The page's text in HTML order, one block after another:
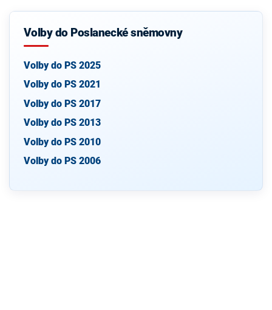
Volby do Poslanecké sněmovny
Volby do PS 2025
Volby do PS 2021
Volby do PS 2017
Volby do PS 2013
Volby do PS 2010
Volby do PS 2006